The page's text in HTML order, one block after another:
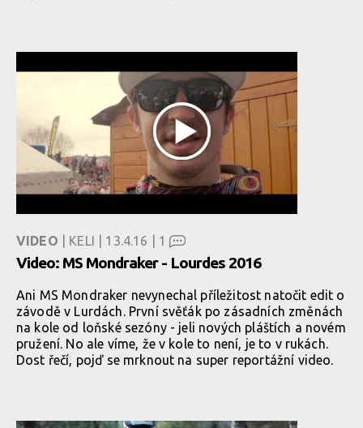
VIDEO | KELI | 13.4.16 | 1
Video: MS Mondraker - Lourdes 2016
Ani MS Mondraker nevynechal příležitost natočit edit o
závodě v Lurdách. První svěťák po zásadních změnách
na kole od loňské sezóny - jeli nových pláštích a novém
pružení. No ale víme, že v kole to není, je to v rukách.
Dost řečí, pojď se mrknout na super reportážní video.